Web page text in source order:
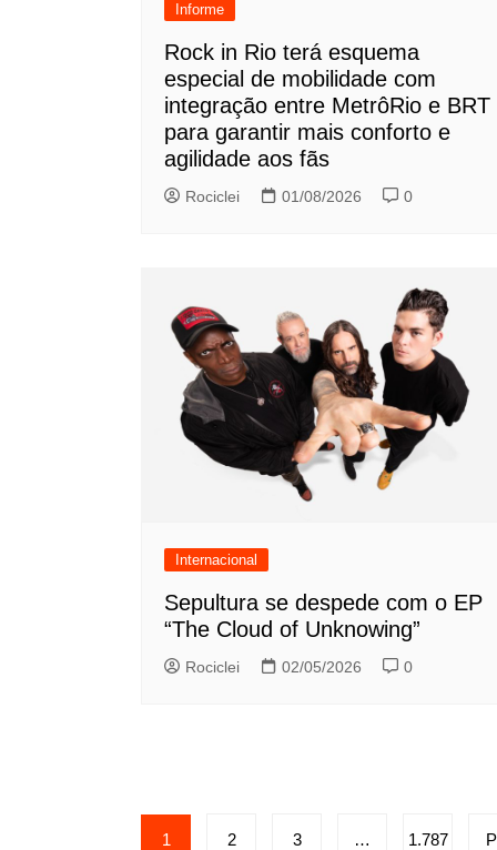
Informe
Rock in Rio terá esquema
especial de mobilidade com
integração entre MetrôRio e BRT
para garantir mais conforto e
agilidade aos fãs
Rociclei 01/08/2026 0
Internacional
Sepultura se despede com o EP
“The Cloud of Unknowing”
Rociclei 02/05/2026 0
Paginação
1 2 3 … 1.787